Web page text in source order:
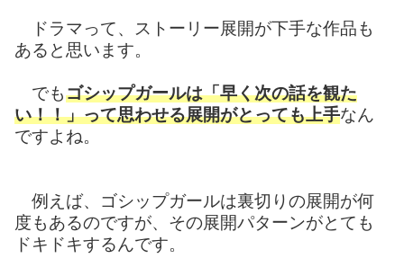
ドラマって、ストーリー展開が下手な作品も
あると思います。
でもゴシップガールは「早く次の話を観た
い！！」って思わせる展開がとっても上手なん
ですよね。
例えば、ゴシップガールは裏切りの展開が何
度もあるのですが、その展開パターンがとても
ドキドキするんです。